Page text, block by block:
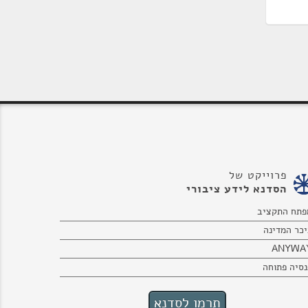
פרוייקט של
הסדנא לידע ציבורי
התקציב
המדינה
פתוחה